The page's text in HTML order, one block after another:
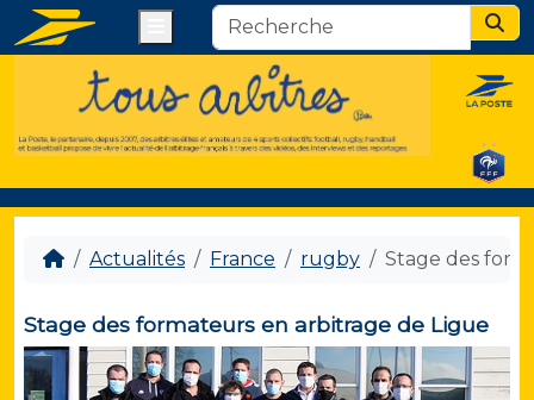
Actualités France rugby Stage des
Stage des formateurs en arbitrage de Ligue